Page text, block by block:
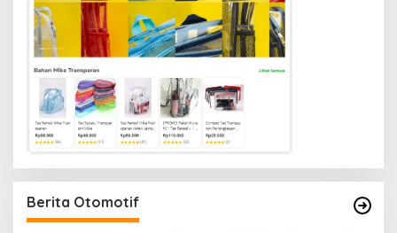
Berita Otomotif